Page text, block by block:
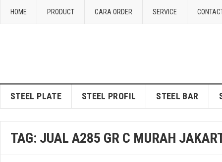
HOME PRODUCT CARA ORDER SERVICE
STEEL PLATE STEEL PROFIL STEEL BAR
TAG: JUAL A285 GR C MURAH